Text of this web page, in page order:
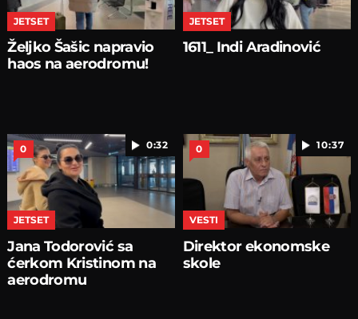
JETSET
Željko Šašic napravio
haos na aerodromu!
JETSET
1611_ Indi Aradinović
0:32
0
JETSET
Jana Todorović sa
ćerkom Kristinom na
aerodromu
10:37
0
VESTI
Direktor ekonomske
skole